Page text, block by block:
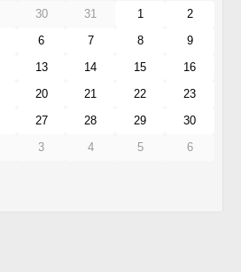
30 31 1
2
6 7 8
9
13 14 15
16
20 21 22
23
27 28 29
30
3 4 5 6